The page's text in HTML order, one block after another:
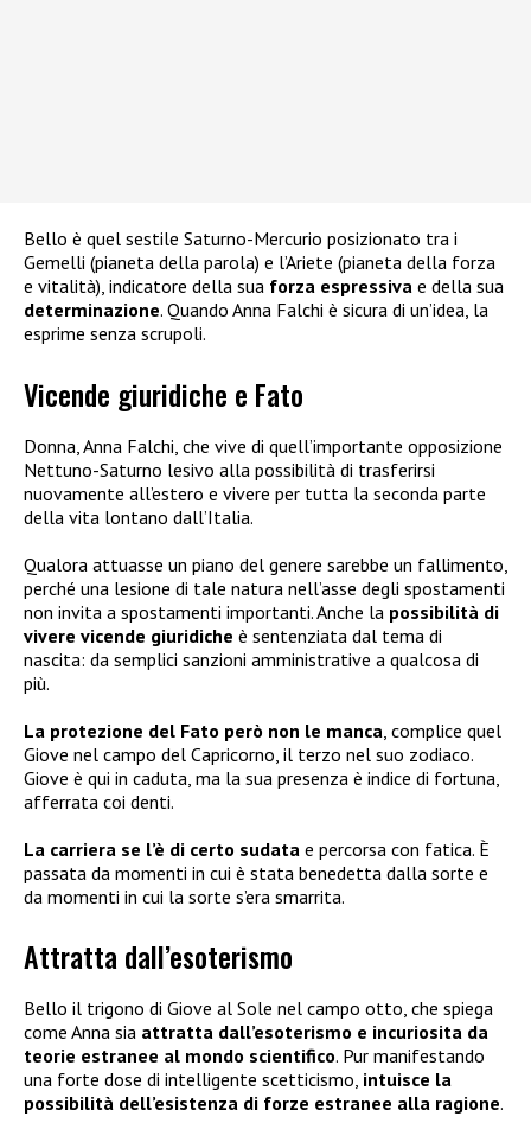
Bello è quel sestile Saturno-Mercurio posizionato tra i
Gemelli (pianeta della parola) e l’Ariete (pianeta della forza
e vitalità), indicatore della sua forza espressiva e della sua
determinazione. Quando Anna Falchi è sicura di un’idea, la
esprime senza scrupoli.
Vicende giuridiche e Fato
Donna, Anna Falchi, che vive di quell’importante opposizione
Nettuno-Saturno lesivo alla possibilità di trasferirsi
nuovamente all’estero e vivere per tutta la seconda parte
della vita lontano dall’Italia.
Qualora attuasse un piano del genere sarebbe un fallimento,
perché una lesione di tale natura nell’asse degli spostamenti
non invita a spostamenti importanti. Anche la possibilità di
vivere vicende giuridiche è sentenziata dal tema di
nascita: da semplici sanzioni amministrative a qualcosa di
più.
La protezione del Fato però non le manca , complice quel
Giove nel campo del Capricorno, il terzo nel suo zodiaco.
Giove è qui in caduta, ma la sua presenza è indice di fortuna,
afferrata coi denti.
La carriera se l’è di certo sudata e percorsa con fatica. È
passata da momenti in cui è stata benedetta dalla sorte e
da momenti in cui la sorte s’era smarrita.
Attratta dall’esoterismo
Bello il trigono di Giove al Sole nel campo otto, che spiega
come Anna sia attratta dall’esoterismo e incuriosita da
teorie estranee al mondo scientifico. Pur manifestando
una forte dose di intelligente scetticismo, intuisce la
possibilità dell’esistenza di forze estranee alla ragione.